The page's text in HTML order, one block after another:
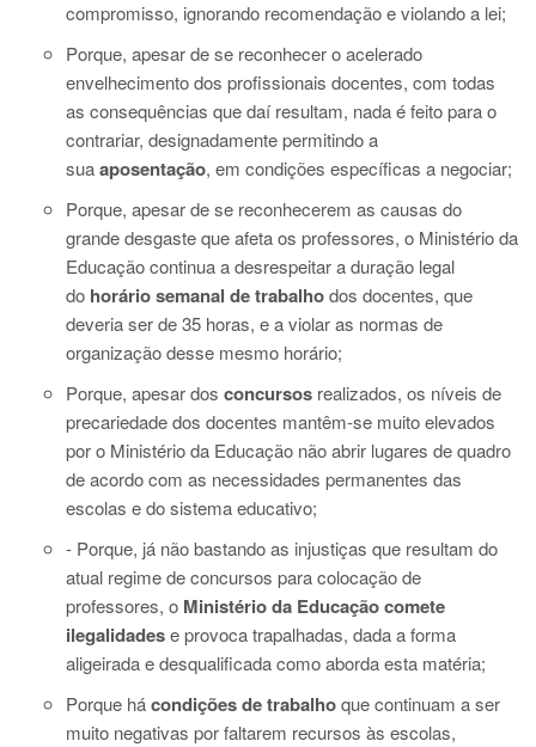
compromisso, ignorando recomendação e violando a lei;
Porque, apesar de se reconhecer o acelerado
envelhecimento dos profissionais docentes, com todas
as consequências que daí resultam, nada é feito para o
contrariar, designadamente permitindo a
suaaposentação, em condições específicas a negociar;
Porque, apesar de se reconhecerem as causas do
grande desgaste que afeta os professores, o Ministério da
Educação continua a desrespeitar a duração legal
do horáriosemanal de trabalhodos docentes, que
deveria ser de 35 horas, e a violar as normas de
organização desse mesmo horário;
Porque, apesar dos concursos realizados, os níveis de
precariedade dos docentes mantêm-se muito elevados
por o Ministério da Educação não abrir lugares de quadro
de acordo com as necessidades permanentes das
escolas e do sistema educativo;
- Porque, já não bastando as injustiças que resultam do
atual regime de concursos para colocação de
professores, o Ministério da Educação comete
ilegalidadese provoca trapalhadas, dada a forma
aligeirada e desqualificada como aborda esta matéria;
Porque hácondições de trabalhoque continuam a ser
muito negativas por faltarem recursos às escolas,